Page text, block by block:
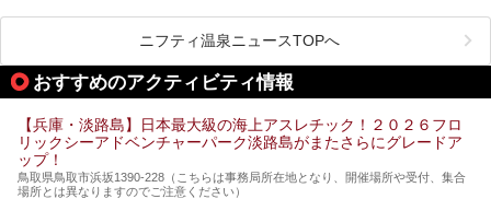
有名な「金泉」と「銀泉」に加え、人工のの炭酸泉まで楽し
める、ある意味「最強」ともいえる施設です。
今回は自慢のお湯をメインにその魅力の数々を紹介します！
ニフティ温泉ニュースTOPへ
おすすめのアクティビティ情報
【兵庫・淡路島】日本最大級の海上アスレチック！２０２６フロ
リックシーアドベンチャーパーク淡路島がまたさらにグレードア
ップ！
鳥取県鳥取市浜坂1390‐228（こちらは事務局所在地となり、開催場所や受付、集合
場所とは異なりますのでご注意ください）